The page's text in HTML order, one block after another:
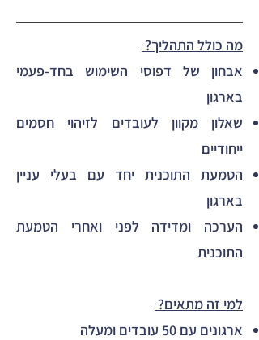
מה כולל התהליך? ​
אבחון של דפוסי השימוש בחד-פעמי
בארגון
שאלון מקוון לעובדים לזיהוי חסמים
ייחודיים
הטמעת התוכנית יחד עם בעלי עניין
בארגון
הערכה ומדידה לפני ואחרי הטמעת
התוכנית
​​למי זה מתאים?
ארגונים עם 50 עובדים ומעלה